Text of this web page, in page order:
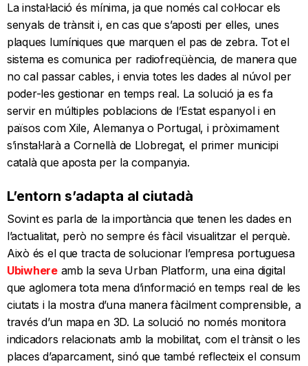
La instal·lació és mínima, ja que només cal col·locar els
senyals de trànsit i, en cas que s’aposti per elles, unes
plaques lumíniques que marquen el pas de zebra. Tot el
sistema es comunica per radiofreqüència, de manera que
no cal passar cables, i envia totes les dades al núvol per
poder-les gestionar en temps real. La solució ja es fa
servir en múltiples poblacions de l’Estat espanyol i en
països com Xile, Alemanya o Portugal, i pròximament
s’instal·larà a Cornellà de Llobregat, el primer municipi
català que aposta per la companyia.
L’entorn s’adapta al ciutadà
Sovint es parla de la importància que tenen les dades en
l’actualitat, però no sempre és fàcil visualitzar el perquè.
Això és el que tracta de solucionar l’empresa portuguesa
Ubiwhereamb la seva Urban Platform, una eina digital
que aglomera tota mena d’informació en temps real de les
ciutats i la mostra d’una manera fàcilment comprensible, a
través d’un mapa en 3D. La solució no només monitora
indicadors relacionats amb la mobilitat, com el trànsit o les
places d’aparcament, sinó que també reflecteix el consum